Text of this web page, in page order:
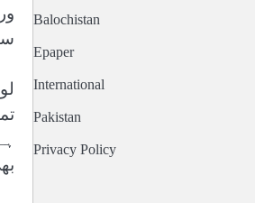
Balochistan
Epaper
International
Pakistan
Privacy Policy